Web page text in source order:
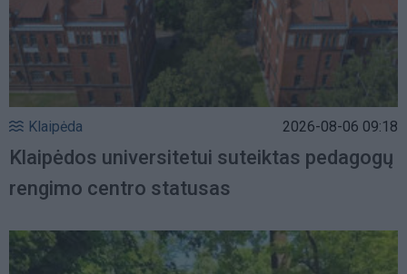
Klaipėda 2026-08-06 09:18
Klaipėdos universitetui suteiktas pedagogų
rengimo centro statusas